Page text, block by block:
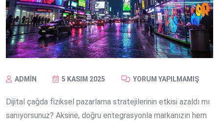
ADMIN 5 KASIM 2025 YORUM YAPILMAMIŞ
Dijital çağda fiziksel pazarlama stratejilerinin etkisi azaldı mı
sanıyorsunuz? Aksine, doğru entegrasyonla markanızın hem